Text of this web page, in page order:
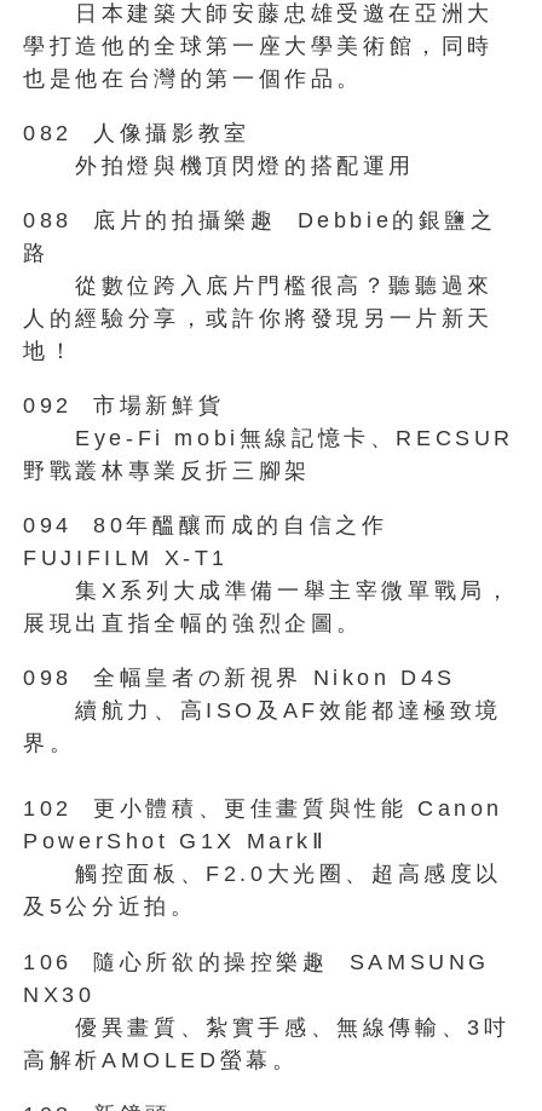
日本建築大師安藤忠雄受邀在亞洲大
學打造他的全球第一座大學美術館，同時
也是他在台灣的第一個作品。
082 人像攝影教室
外拍燈與機頂閃燈的搭配運用
088 底片的拍攝樂趣 Debbie的銀鹽之
路
從數位跨入底片門檻很高？聽聽過來
人的經驗分享，或許你將發現另一片新天
地！
092 市場新鮮貨
Eye-Fi mobi無線記憶卡、RECSUR
野戰叢林專業反折三腳架
094 80年醞釀而成的自信之作
FUJIFILM X-T1
集X系列大成準備一舉主宰微單戰局，
展現出直指全幅的強烈企圖。
098 全幅皇者の新視界 Nikon D4S
續航力、高ISO及AF效能都達極致境
界。
102 更小體積、更佳畫質與性能 Canon
PowerShot G1X MarkⅡ
觸控面板、F2.0大光圈、超高感度以
及5公分近拍。
106 隨心所欲的操控樂趣 SAMSUNG
NX30
優異畫質、紮實手感、無線傳輸、3吋
高解析AMOLED螢幕。